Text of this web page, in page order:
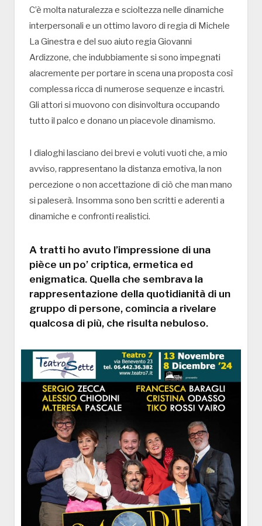
C’è molta naturalezza e scioltezza nelle dinamiche
interpersonali e un ottimo lavoro di regia di Michele
La Ginestra e del suo aiuto regia Giovanni
Ardizzone, che indubbiamente si sono impegnati
alacremente per portare in scena una proposta così
complessa ricca di numerose sequenze e incastri.
Gli attori si muovono con disinvoltura occupando
tutto il palco e donano un piacevole dinamismo.
I dialoghi lasciano dei brevi e voluti vuoti che, a mio
avviso, rappresentano la distanza emotiva, la non
percezione o non accettazione di ciò che man mano
si paleserà. Insomma sono ben scritti e aderenti a
dinamiche e confronti realistici.
A tratti ho avuto l’impressione di una
pièce un po’ criptica, ermetica ed
enigmatica. Quella che sembrava la
rappresentazione della quotidianità di un
gruppo di persone, comincia a rivelare
qualcosa di più, che risulta nebuloso.